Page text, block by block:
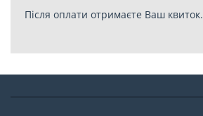
Після оплати отримаєте Ваш квиток.